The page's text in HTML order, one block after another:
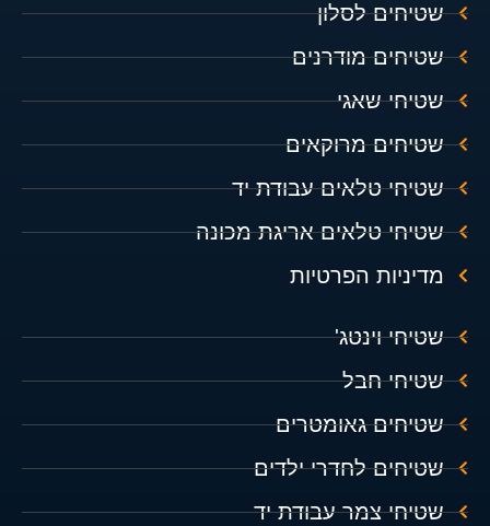
שטיחים לסלון
שטיחים מודרנים
שטיחי שאגי
שטיחים מרוקאים
שטיחי טלאים עבודת יד
שטיחי טלאים אריגת מכונה
מדיניות הפרטיות
שטיחי וינטג'
שטיחי חבל
שטיחים גאומטרים
שטיחים לחדרי ילדים
שטיחי צמר עבודת יד